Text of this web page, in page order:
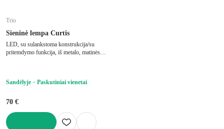
Trio
Sieninė lempa Curtis
LED, su sulankstoma konstrukcija/su
pritemdymo funkcija, iš metalo, matinės
Sandėlyje Paskutiniai vienetai
70 €